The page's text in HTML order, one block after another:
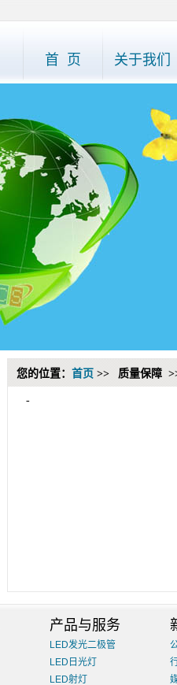
首 页 关于我们
您的位置： 首页 >> 质量保障
-
产品与服务
LED发光二极管
LED日光灯
LED射灯